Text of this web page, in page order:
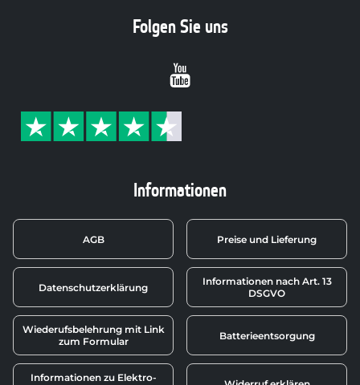
Informationen
AGB Preise und Lieferung
Datenschutzerklärung
Informationen nach Art. 13
DSGVO
Wiederufsbelehrung mit Link
zum Formular
Batterieentsorgung
Informationen zu Elektro-
Folgen Sie uns
Youtube